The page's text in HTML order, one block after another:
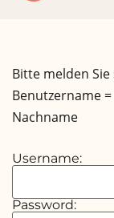
Bitte melden
Benutzername
Nachname
Username:
Password: